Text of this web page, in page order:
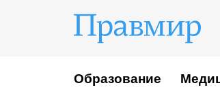
Образование